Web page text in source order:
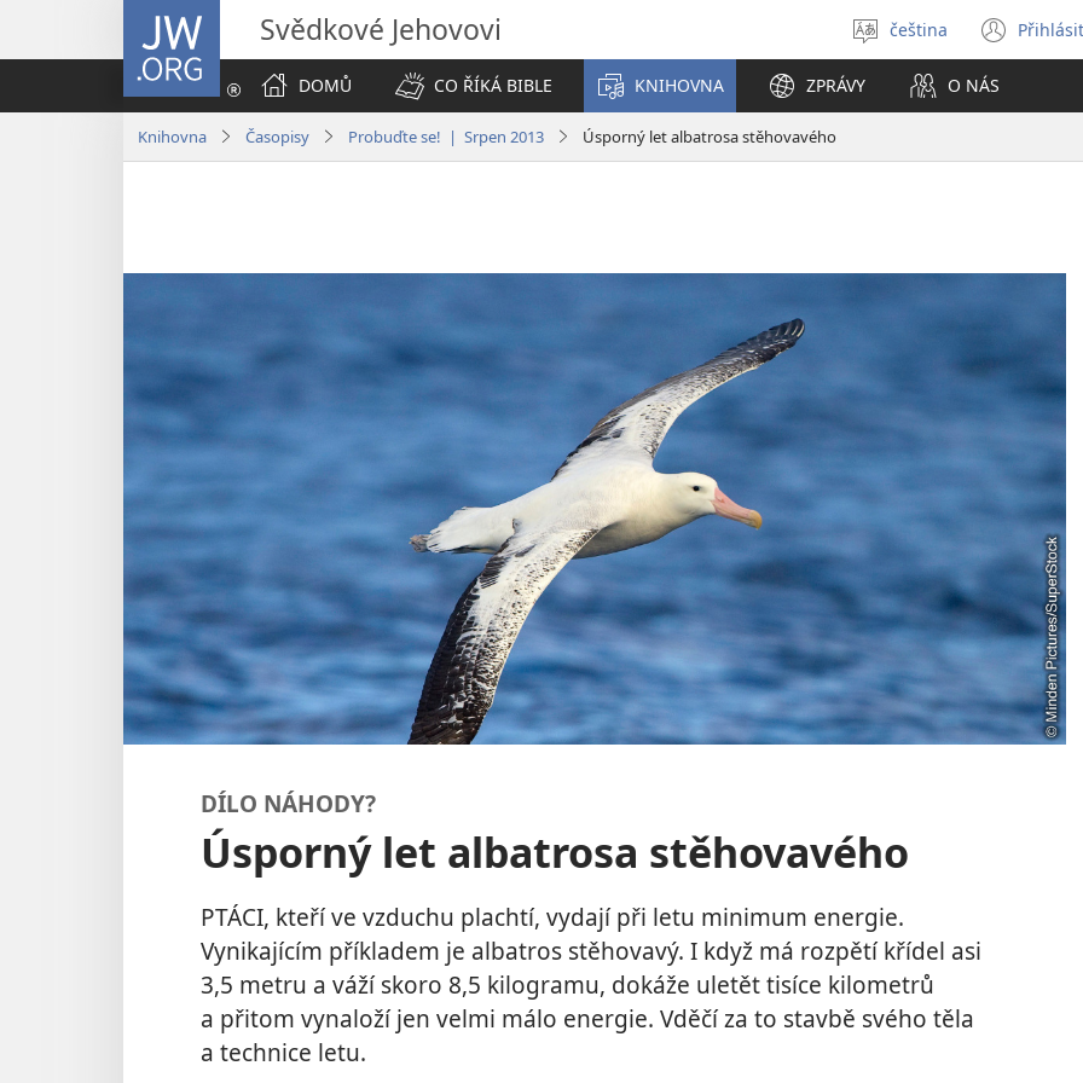
JW.ORG Svědkové Jehovovi
Vybrat
jazyk
čeština
nové
DOMŮ
CO ŘÍKÁ BIBLE KNIHOVNA ZPRÁVY O NÁS
Knihovna Časopisy Probuďte se! | Srpen 2013 Úsporný let albatrosa stěhovavého
DÍLO NÁHODY?
Úsporný let albatrosa stěhovavého
PTÁCI, kteří ve vzduchu plachtí, vydají při letu minimum energie.
Vynikajícím příkladem je albatros stěhovavý. I když má rozpětí křídel asi
3,5 metru a váží skoro 8,5 kilogramu, dokáže uletět tisíce kilometrů
a přitom vynaloží jen velmi málo energie. Vděčí za to stavbě svého těla
a technice letu.